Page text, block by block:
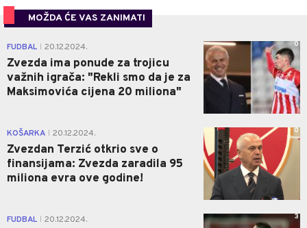
MOŽDA ĆE VAS ZANIMATI
FUDBAL 20.12.2024.
Zvezda ima ponude za trojicu
važnih igrača: "Rekli smo da je za
Maksimovića cijena 20 miliona"
0
KOŠARKA 20.12.2024.
Zvezdan Terzić otkrio sve o
finansijama: Zvezda zaradila 95
miliona evra ove godine!
0
FUDBAL 20.12.2024. 3